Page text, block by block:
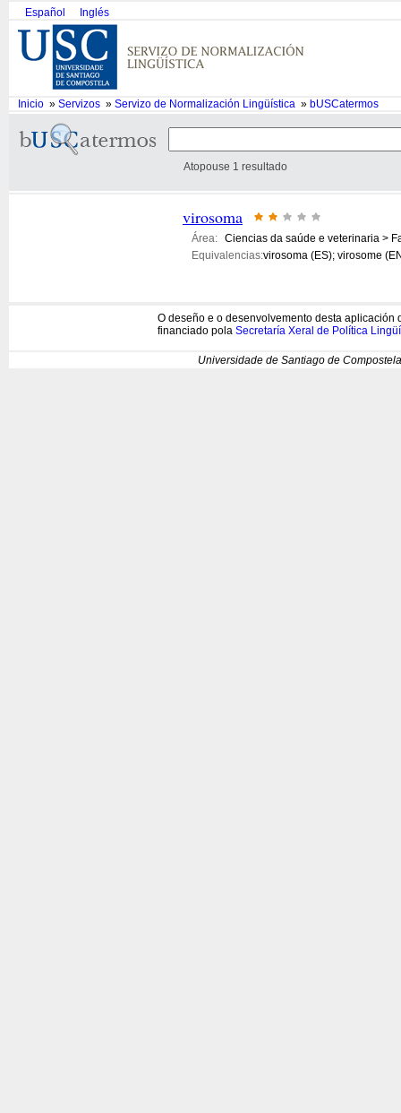
Español Inglés
Inicio » Servizos » Servizo de Normalización Lingüística » bUSCatermos
Atopouse 1 resultado
virosoma
Área: Ciencias da saúde e veterinaria >
Equivalencias:virosoma (ES); virosome
O deseño e o desenvolvemento desta aplicación
financiado pola Secretaría Xeral de Política
Universidade de Santiago de